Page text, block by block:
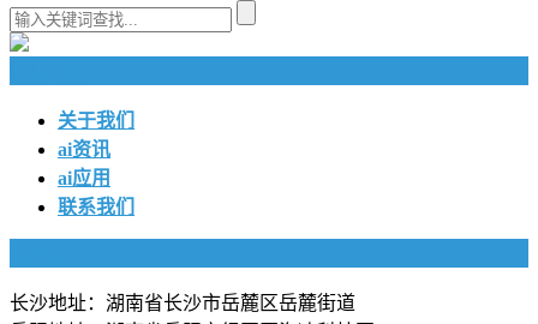
关于我们
ai资讯
ai应用
联系我们
长沙地址：湖南省长沙市岳麓区岳麓街道